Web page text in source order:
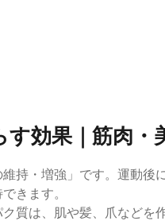
効果｜筋肉・
持・増強」です。運動後
きます。
質は、肌や髪、爪などを